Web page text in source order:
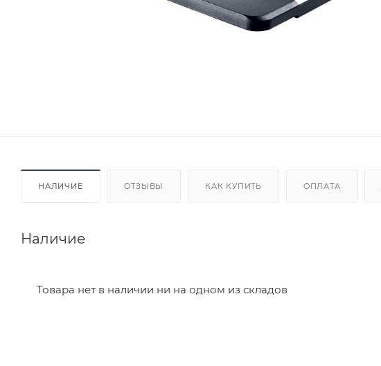
НАЛИЧИЕ ОТЗЫВЫ КАК КУПИТЬ ОПЛАТА
Наличие
Товара нет в наличии ни на одном из складов